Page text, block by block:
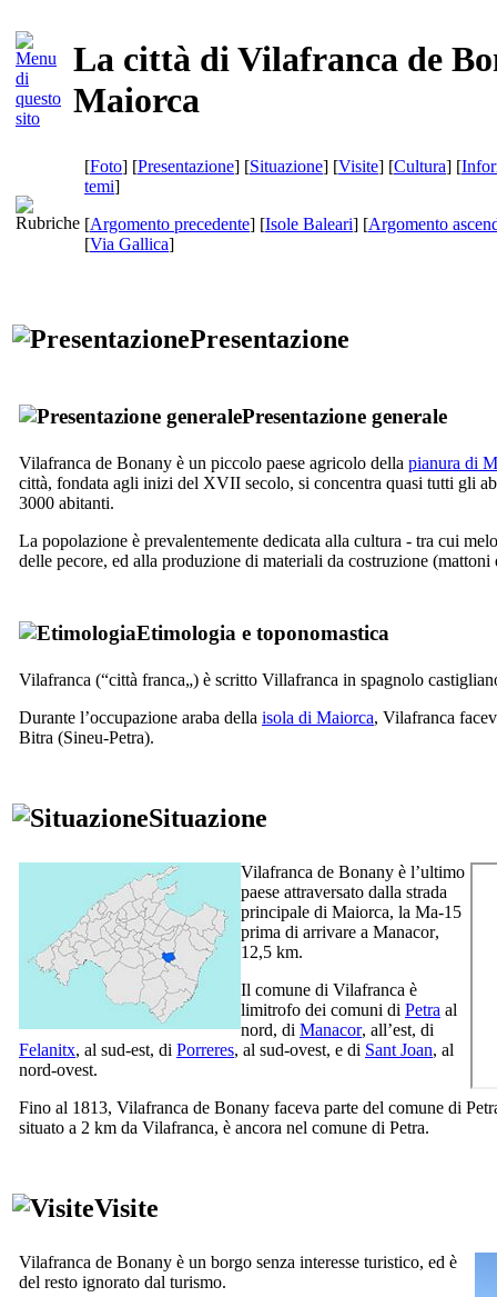
La città di Vilafranca de
Maiorca
[Foto] [Presentazione] [Situazione] [Visite] [Cultura] [
temi]
[Argomento precedente] [Isole Baleari] [Argomento
[Via Gallica]
Presentazione
Presentazione generale
Vilafranca de Bonany è un piccolo paese agricolo della pianura di
città, fondata agli inizi del XVII secolo, si concentra quasi tutti gli
3000 abitanti.
La popolazione è prevalentemente dedicata alla cultura - tra cui
delle pecore, ed alla produzione di materiali da costruzione (mattoni
Etimologia e toponomastica
Vilafranca (“città franca„) è scritto Villafranca in spagnolo
Durante l’occupazione araba della isola di Maiorca, Vilafranca
Bitra (Sineu-Petra).
Situazione
Vilafranca de Bonany è l’ultimo
paese attraversato dalla strada
principale di Maiorca, la Ma-15
prima di arrivare a Manacor,
12,5 km.
Il comune di Vilafranca è
limitrofo dei comuni di Petra al
nord, di Manacor, all’est, di
Felanitx, al sud-est, di Porreres, al sud-ovest, e di Sant Joan, al
nord-ovest.
Fino al 1813, Vilafranca de Bonany faceva parte del comune di
situato a 2 km da Vilafranca, è ancora nel comune di Petra.
Visite
Vilafranca de Bonany è un borgo senza interesse turistico, ed è
del resto ignorato dal turismo.